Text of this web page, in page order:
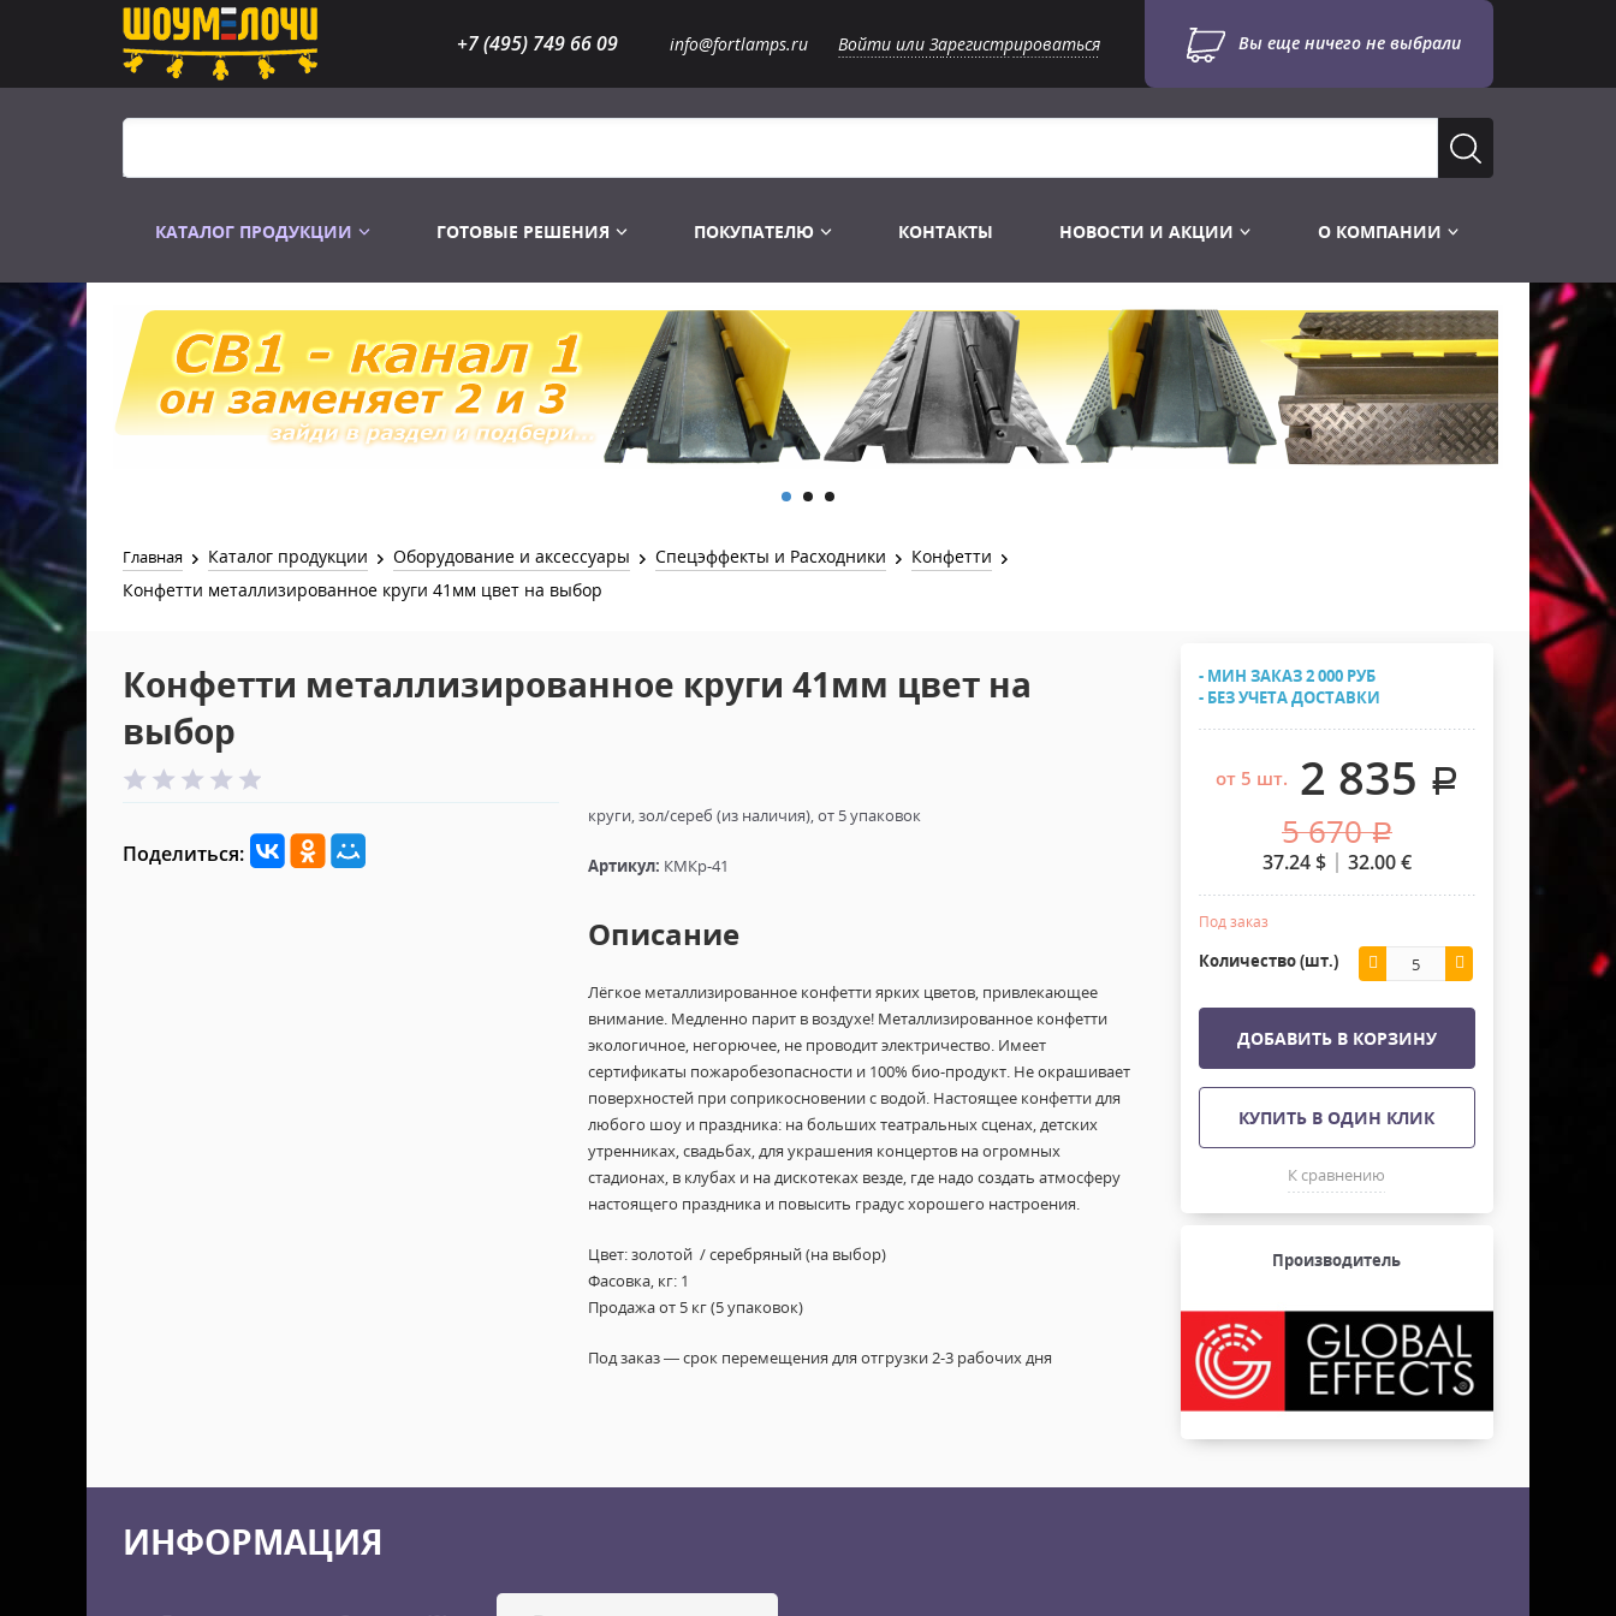
+7 (495) 749 66 09 info@fortlamps.ru Войти или Зарегистрироваться Вы еще ничего не выбрали
КАТАЛОГ ПРОДУКЦИИ
Распродажа
Лампы Винтаж Ретро Декор
Лампы галогенные 6-120 V
Лампы студийные 110-240 V
Лампы-фары PAR
Лампы для бассейна
Лампы газоразрядные
Лампы UV TUV HNS
Лампы видеопроекторные
Пускорегулирующая аппаратура
Распродажа
Перчатки
Сумки и подсумки
Инструменты
Готовые комплекты
Конструктор МИКРОСЦЕНА
Распродажа
Световое оборудование
Аксессуары для света
Спецэффекты и Расходники
Лебёдки и Аксессуары
Фермы Штативы Стойки
Распродажа
2х канальные модули
6и канальные модули
Лежачий полицейский ИДН
ГОТОВЫЕ РЕШЕНИЯ ПОКУПАТЕЛЮ КОНТАКТЫ НОВОСТИ И АКЦИИ О КОМПАНИИ
Главная Каталог продукции Оборудование и аксессуары Спецэффекты и Расходники
Конфетти
Конфетти металлизированное круги 41мм цвет на выбор
Конфетти металлизированное круги 41мм цвет на
выбор
Поделиться:
круги, зол/сереб (из наличия), от 5 упаковок
Артикул: КМКр-41
Описание
Лёгкое металлизированное конфетти ярких цветов, привлекающее
внимание. Медленно парит в воздухе! Металлизированное конфетти
экологичное, негорючее, не проводит электричество. Имеет
сертификаты пожаробезопасности и 100% био-продукт. Не окрашивает
поверхностей при соприкосновении с водой. Настоящее конфетти для
любого шоу и праздника: на больших театральных сценах, детских
утренниках, свадьбах, для украшения концертов на огромных
стадионах, в клубах и на дискотеках везде, где надо создать атмосферу
настоящего праздника и повысить градус хорошего настроения.
Цвет: золотой / серебряный (на выбор)
Фасовка, кг: 1
Продажа от 5 кг (5 упаковок)
Под заказ — срок перемещения для отгрузки 2-3 рабочих дня
- МИН ЗАКАЗ 2 000 РУБ
- БЕЗ УЧЕТА ДОСТАВКИ
от 5 шт. 2 835 .
5 670 .
37.24$ 32.00€
Под заказ
Количество (шт.)
ДОБАВИТЬ В КОРЗИНУ
КУПИТЬ В ОДИН КЛИК
К сравнению
Производитель
ИНФОРМАЦИЯ